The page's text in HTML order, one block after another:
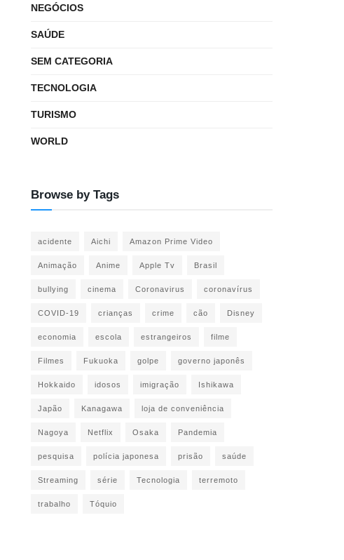
NEGÓCIOS
SAÚDE
SEM CATEGORIA
TECNOLOGIA
TURISMO
WORLD
Browse by Tags
acidente Aichi Amazon Prime Video
Animação Anime Apple Tv Brasil
bullying cinema Coronavirus coronavírus
COVID-19 crianças crime cão Disney
economia escola estrangeiros filme
Filmes Fukuoka golpe governo japonês
Hokkaido idosos imigração Ishikawa
Japão Kanagawa loja de conveniência
Nagoya Netflix Osaka Pandemia
pesquisa polícia japonesa prisão saúde
Streaming série Tecnologia terremoto
trabalho Tóquio